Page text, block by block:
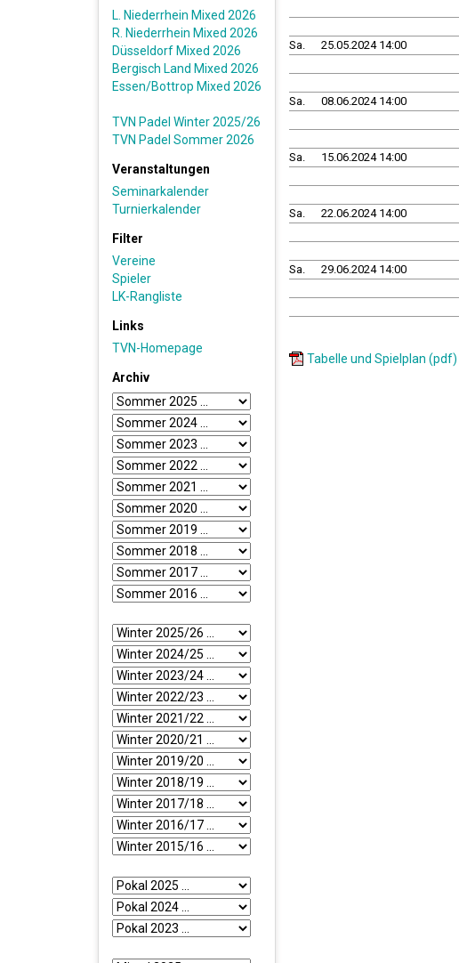
L. Niederrhein Mixed 2026
R. Niederrhein Mixed 2026
Düsseldorf Mixed 2026
Bergisch Land Mixed 2026
Essen/Bottrop Mixed 2026
TVN Padel Winter 2025/26
TVN Padel Sommer 2026
Veranstaltungen
Seminarkalender
Turnierkalender
Filter
Vereine
Spieler
LK-Rangliste
Links
TVN-Homepage
Archiv
Sa.
25.05.2024 14:00
Sa.
08.06.2024 14:00
Sa.
15.06.2024 14:00
Sa.
22.06.2024 14:00
Sa.
29.06.2024 14:00
Tabelle und Spielplan (pdf)